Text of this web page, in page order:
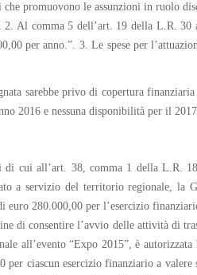
promuovono le assunzioni in ruolo
Al comma 5 dell’art. 19 della L.R.
per anno.”. 3. Le spese per
sarebbe privo di copertura
2016 e nessuna disponibilità per il
cui all’art. 38, comma 1 della L.R.
a servizio del territorio regionale, la
280.000,00 per l’esercizio
di consentire l’avvio delle attività di
all’evento “Expo 2015”, è
ciascun esercizio finanziario a